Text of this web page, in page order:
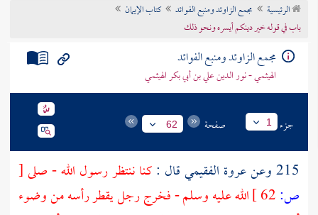
تراجم الأعلام
الرئيسية مجمع الزاوئد ومنبع الفوائد
كتاب الإيمان
باب في قوله خير دينكم أيسره ونحو ذلك
مجمع الزاوئد ومنبع الفوائد
الهيثمي - نور الدين علي بن أبي بكر الهيثمي
جزء 1 صفحة 62
215 وعن عروة الفقيميقال :كنا ننتظر رسول الله - صلى[
ص:
الله عليه وسلم - فخرج رجل يقطر رأسه من وضوء